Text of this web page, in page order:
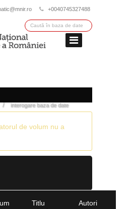
+0040745327488
/ interogare baza de date
de volum nu a
Titlu
Autori